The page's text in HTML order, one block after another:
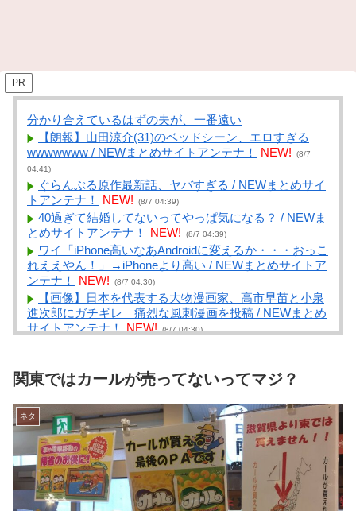
PR
分かり合えているはずの夫が、一番遠い
【朗報】山田涼介(31)のベッドシーン、エロすぎる
wwwwwww / NEWまとめサイトアンテナ！
NEW!
(8/7
04:41)
ぐらんぶる原作最新話、ヤバすぎる / NEWまとめサイ
トアンテナ！
NEW! (8/7 04:39)
40過ぎて結婚してないってやっぱ気になる？ / NEWま
とめサイトアンテナ！
NEW! (8/7 04:39)
ワイ「iPhone高いなあAndroidに変えるか・・・おっこ
れええやん！」→iPhoneより高い / NEWまとめサイトア
ンテナ！
NEW! (8/7 04:30)
【画像】日本を代表する大物漫画家、高市早苗と小泉
進次郎にガチギレ 痛烈な風刺漫画を投稿 / NEWまとめ
サイトアンテナ！ NEW! (8/7 04:30)
て…っと」 / VIP・ネタ・オールジャンル – New World
Antenna
NEW!
ゼット世代って今の14～30歳前後？ / まとめる
Z NEW! (8/7 04:05)
お茶入れたりコピー取るだけの仕事したい窓際族とか
も憧れる / まとめるZ NEW! (8/7 04:05)
【｛あんこ｝やる夫達は異世界でのし上がりたいよう
です】 【第６５話：勝てばよかろうなのだぁ！！】 /
まとめるZ NEW! (8/7 04:05)
関東ではカールが売ってないってマジ？
ネタ